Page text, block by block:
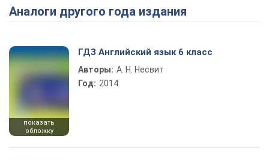
Play Video
Аналоги другого года издания
показать
обложку
ГДЗ Английский язык 6 класс
Авторы: А. Н. Несвит
Год: 2014